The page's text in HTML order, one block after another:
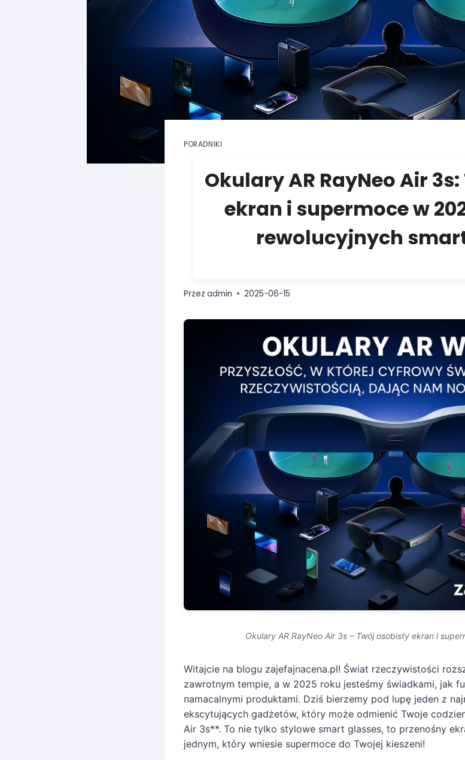
PORADNIKI
Okulary AR RayNeo Air
ekran i supermoce w
rewolucyjnych
Przez admin 2025-06-15
Okulary AR RayNeo Air 3s – Twój osobisty ekran i
Witajcie na blogu zajefajnacena.pl! Świat rzeczywistości
zawrotnym tempie, a w 2025 roku jesteśmy świadkami, jak
namacalnymi produktami. Dziś bierzemy pod lupę jeden z
ekscytujących gadżetów, który może odmienić Twoje
Air 3s**. To nie tylko stylowe smart glasses, to przenośny
jednym, który wniesie supermoce do Twojej kieszeni!